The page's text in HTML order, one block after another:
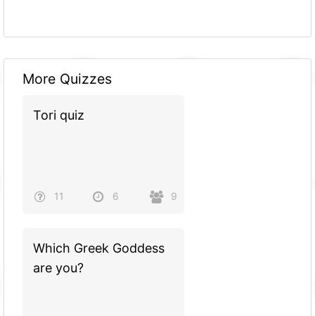
More Quizzes
Tori quiz
11 6 9
Which Greek Goddess
are you?